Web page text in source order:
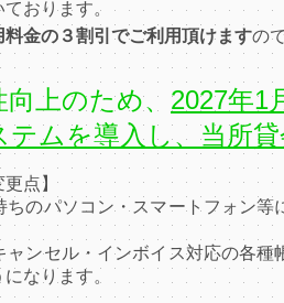
おります。
料金の３割引でご利用頂けますの
上のため、 2027年1
ムを導入し、当所
更点】
のパソコン・スマートフォン
ンセル・インボイス対応の各
なります。